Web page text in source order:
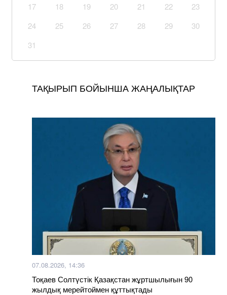
17
18 19 20 21 22
23
24
25 26 27 28 29
30
31
ТАҚЫРЫП БОЙЫНША ЖАҢАЛЫҚТАР
07.08.2026, 14:36
Тоқаев Солтүстік Қазақстан жұртшылығын 90
жылдық мерейтоймен құттықтады